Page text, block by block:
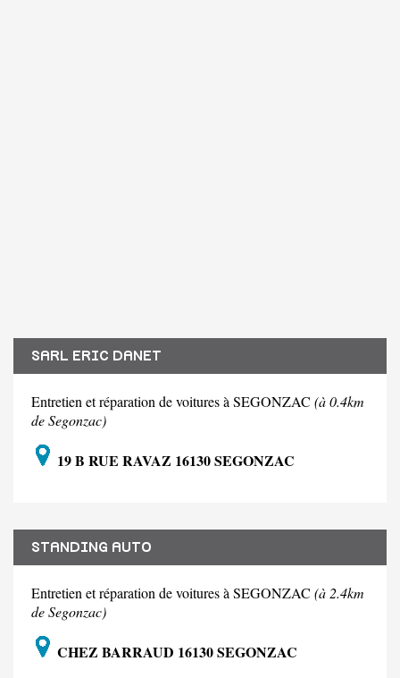
SARL ERIC DANET
Entretien et réparation de voitures à SEGONZAC (à 0.4km
de Segonzac)
19 B RUE RAVAZ 16130 SEGONZAC
STANDING AUTO
Entretien et réparation de voitures à SEGONZAC (à 2.4km
de Segonzac)
CHEZ BARRAUD 16130 SEGONZAC